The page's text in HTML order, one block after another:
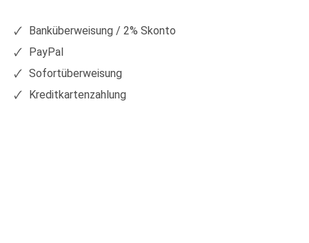
Banküberweisung / 2% Skonto
PayPal
Sofortüberweisung
Kreditkartenzahlung